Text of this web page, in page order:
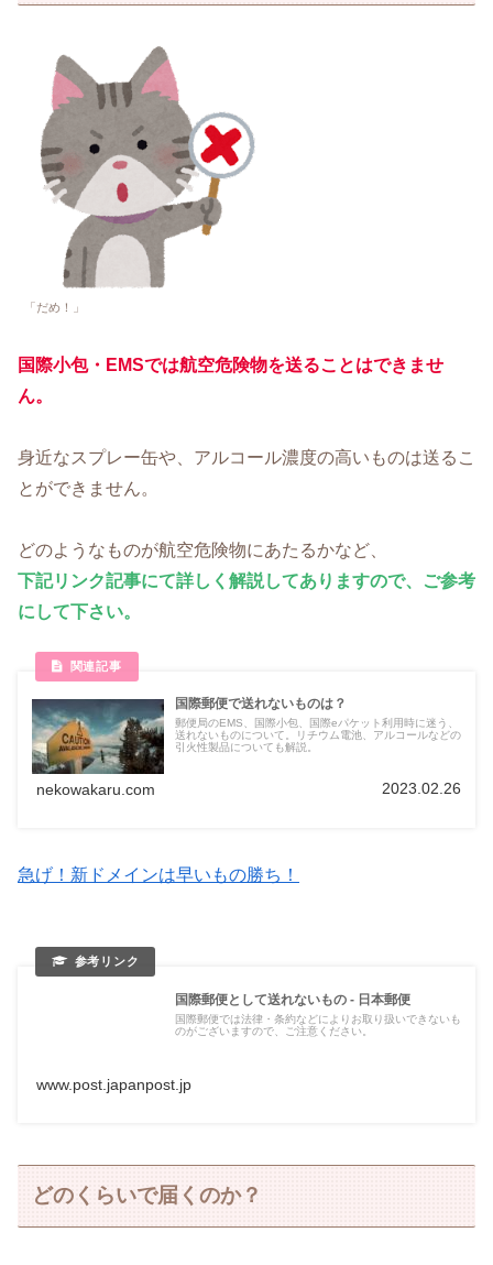
「だめ！」
国際小包・EMSでは航空危険物を送ることはできませ
ん。
身近なスプレー缶や、アルコール濃度の高いものは送るこ
とができません。
どのようなものが航空危険物にあたるかなど、
下記リンク記事にて詳しく解説してありますので、ご参考
にして下さい。
国際郵便で送れないものは？
郵便局のEMS、国際小包、国際eパケット利用時に迷う、
送れないものについて。リチウム電池、アルコールなどの
引火性製品についても解説。
nekowakaru.com 2023.02.26
急げ！新ドメインは早いもの勝ち！
国際郵便として送れないもの - 日本郵便
国際郵便では法律・条約などによりお取り扱いできないも
のがございますので、ご注意ください。
www.post.japanpost.jp
どのくらいで届くのか？